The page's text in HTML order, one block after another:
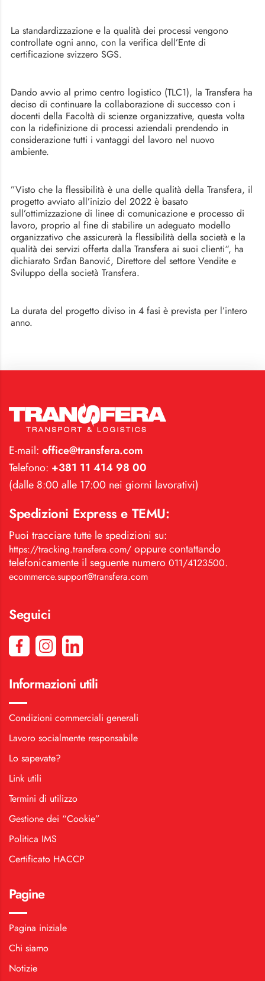
La standardizzazione e la qualità dei processi vengono
controllate ogni anno, con la verifica dell’Ente di
certificazione svizzero SGS.
Dando avvio al primo centro logistico (TLC1), la Transfera ha
deciso di continuare la collaborazione di successo con i
docenti della Facoltà di scienze organizzative, questa volta
con la ridefinizione di processi aziendali prendendo in
considerazione tutti i vantaggi del lavoro nel nuovo
ambiente.
”Visto che la flessibilità è una delle qualità della Transfera, il
progetto avviato all’inizio del 2022 è basato
sull’ottimizzazione di linee di comunicazione e processo di
lavoro, proprio al fine di stabilire un adeguato modello
organizzativo che assicurerà la flessibilità della società e la
qualità dei servizi offerta dalla Transfera ai suoi clienti“, ha
dichiarato Srđan Banović, Direttore del settore Vendite e
Sviluppo della società Transfera.
La durata del progetto diviso in 4 fasi è prevista per l’intero
anno.
E-mail: office@transfera.com
Telefono: +381 11 414 98 00
(dalle 8:00 alle 17:00 nei giorni lavorativi)
Spedizioni Express e TEMU:
Puoi tracciare tutte le spedizioni su:
https://tracking.transfera.com/ oppure contattando
telefonicamente il seguente numero 011/4123500.
ecommerce.support@transfera.com
Seguici
Informazioni utili
Condizioni commerciali generali
Lavoro socialmente responsabile
Lo sapevate?
Link utili
Termini di utilizzo
Gestione dei “Cookie”
Politica IMS
Certificato HACCP
Pagine
Pagina iniziale
Chi siamo
Notizie